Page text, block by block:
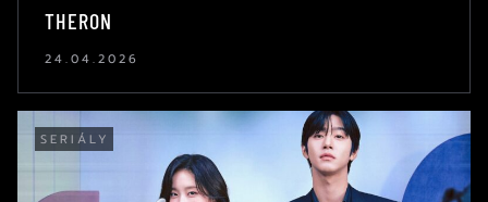
THERON
24.04.2026
SERIÁLY